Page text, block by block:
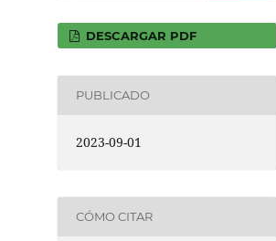
DESCARGAR PDF
PUBLICADO
2023-09-01
CÓMO CITAR